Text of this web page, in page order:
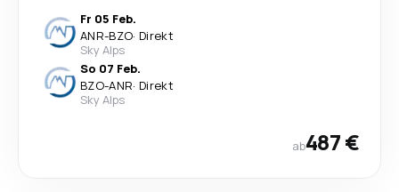
Fr 05 Feb.
ANR-BZO· Direkt
Sky Alps
So 07 Feb.
BZO-ANR· Direkt
Sky Alps
ab487 €